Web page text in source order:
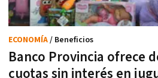
Banco Provincia ofrece
cuotas sin interés en
ECONOMÍA/ Beneficios